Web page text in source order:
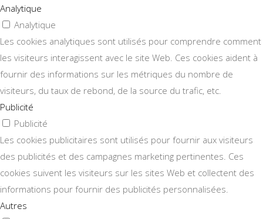
Analytique
Analytique
Les cookies analytiques sont utilisés pour comprendre comment
les visiteurs interagissent avec le site Web. Ces cookies aident à
fournir des informations sur les métriques du nombre de
visiteurs, du taux de rebond, de la source du trafic, etc.
Publicité
Publicité
Les cookies publicitaires sont utilisés pour fournir aux visiteurs
des publicités et des campagnes marketing pertinentes. Ces
cookies suivent les visiteurs sur les sites Web et collectent des
informations pour fournir des publicités personnalisées.
Autres